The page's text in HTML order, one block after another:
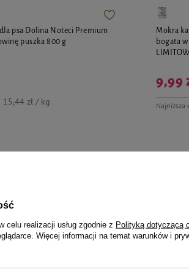
psa Dolina Noteci Premium
puszka 800 g
15,44 zł / kg
Mokra
bogata
Najniższa
9,99
dla Ciebie
celu realizacji usług zgodnie z Polityką dotyczącą
Więcej informacji na temat warunków i